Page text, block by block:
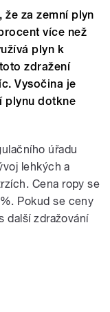
za zemní plyn
více než
plyn k
zdražení
Vysočina je
plynu dotkne
úřadu
lehkých a
Cena ropy se
Pokud se ceny
další zdražování